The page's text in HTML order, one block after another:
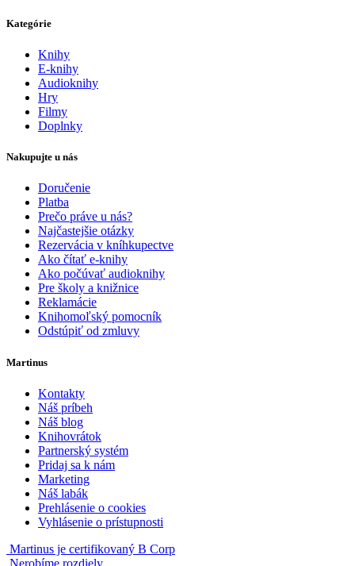
Kategórie
Knihy
E-knihy
Audioknihy
Hry
Filmy
Doplnky
Nakupujte u nás
Doručenie
Platba
Prečo práve u nás?
Najčastejšie otázky
Rezervácia v kníhkupectve
Ako čítať e-knihy
Ako počúvať audioknihy
Pre školy a knižnice
Reklamácie
Knihomoľský pomocník
Odstúpiť od zmluvy
Martinus
Kontakty
Náš príbeh
Náš blog
Knihovrátok
Partnerský systém
Pridaj sa k nám
Marketing
Náš labák
Prehlásenie o cookies
Vyhlásenie o prístupnosti
Martinus je certifikovaný B Corp
Nerobíme rozdiely